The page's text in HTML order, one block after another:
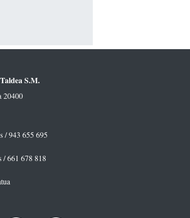
S.M.
20400
/ 943 655 695
/ 661 678 818